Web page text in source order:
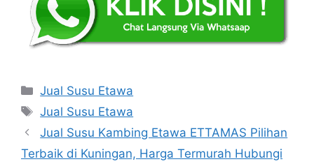
Categories
Jual Susu Etawa
Tags
Jual Susu Etawa
Jual Susu Kambing Etawa ETTAMAS Pilihan
Terbaik di Kuningan, Harga Termurah Hubungi